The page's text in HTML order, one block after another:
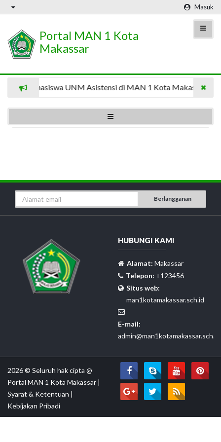
Masuk
Portal MAN 1 Kota
Makassar
8 Mahasiswa UNM Asistensi di MAN 1 Kota Makassar
Berlangganan
HUBUNGI KAMI
Alamat: Makassar
Telepon: +123456
Situs web:
man1kotamakassar.sch.id
E-mail:
admin@man1kotamakassar.sch.id
2026 © Seluruh hak cipta @
Portal MAN 1 Kota Makassar |
Syarat & Ketentuan |
Kebijakan Pribadi